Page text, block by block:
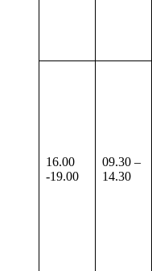
16.00
-19.00
09.30 –
14.30